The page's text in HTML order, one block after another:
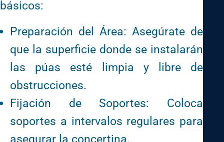
básicos:
Preparación del Área: Asegúrate de
que la superficie donde se instalarán
las púas esté limpia y libre de
obstrucciones.
Fijación de Soportes: Coloca
soportes a intervalos regulares para
asegurar la concertina.